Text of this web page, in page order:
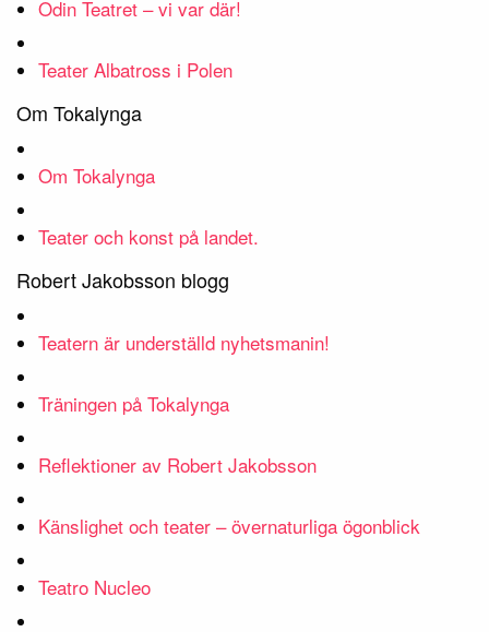
Odin Teatret – vi var där!
Teater Albatross i Polen
Om Tokalynga
Om Tokalynga
Teater och konst på landet.
Robert Jakobsson blogg
Teatern är underställd nyhetsmanin!
Träningen på Tokalynga
Reflektioner av Robert Jakobsson
Känslighet och teater – övernaturliga ögonblick
Teatro Nucleo